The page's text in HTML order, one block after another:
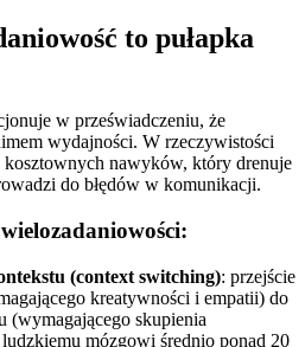
to pułapka
w przeświadczeniu, że
wydajności. W rzeczywistości
kosztownych nawyków, który drenuje
do błędów w komunikacji.
(context switching): przejście
kreatywności i empatii) do
(wymagającego skupienia
mózgowi średnio ponad 20